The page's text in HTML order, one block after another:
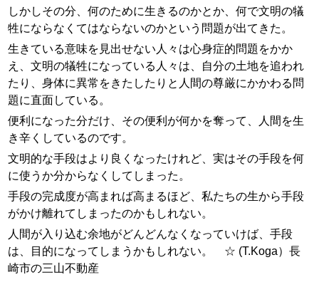
しかしその分、何のために生きるのかとか、何で文明の犠
牲にならなくてはならないのかという問題が出てきた。
生きている意味を見出せない人々は心身症的問題をかか
え、文明の犠牲になっている人々は、自分の土地を追われ
たり、身体に異常をきたしたりと人間の尊厳にかかわる問
題に直面している。
便利になった分だけ、その便利が何かを奪って、人間を生
き辛くしているのです。
文明的な手段はより良くなったけれど、実はその手段を何
に使うか分からなくしてしまった。
手段の完成度が高まれば高まるほど、私たちの生から手段
がかけ離れてしまったのかもしれない。
人間が入り込む余地がどんどんなくなっていけば、手段
は、目的になってしまうかもしれない。 ☆ (T.Koga）長
崎市の三山不動産